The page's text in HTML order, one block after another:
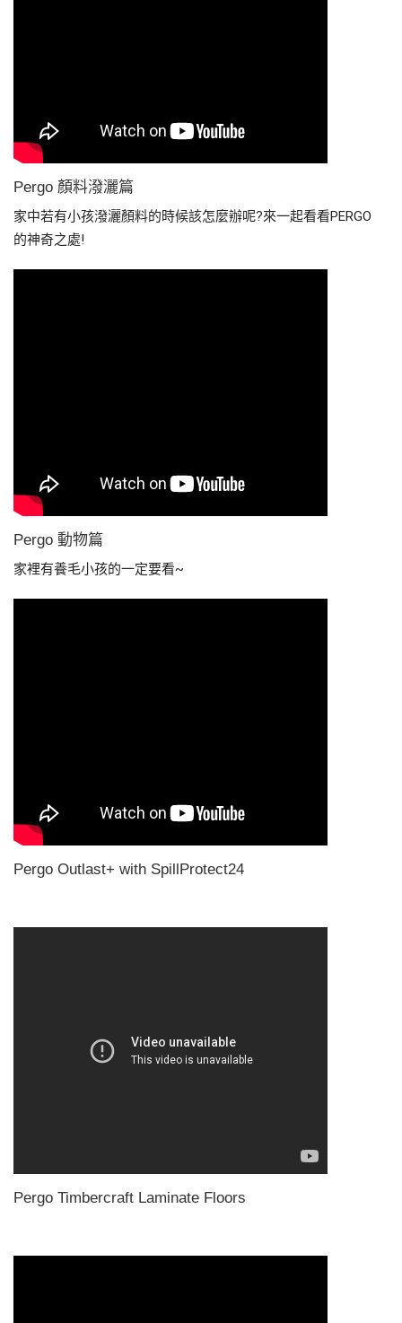
Pergo 顏料潑灑篇
家中若有小孩潑灑顏料的時候該怎麼辦呢?來一起看看PERGO
的神奇之處!
Pergo 動物篇
家裡有養毛小孩的一定要看~
Pergo Outlast+ with SpillProtect24
Pergo Timbercraft Laminate Floors